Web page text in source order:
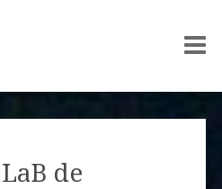
de